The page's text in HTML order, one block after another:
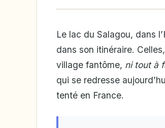
Le lac du Salagou, dans
dans son itinéraire.
village fantôme, ni tout à
qui se redresse
tenté en France.